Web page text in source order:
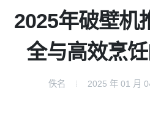
2025年破壁机
全与高效烹
佚名 2025 年 01 月